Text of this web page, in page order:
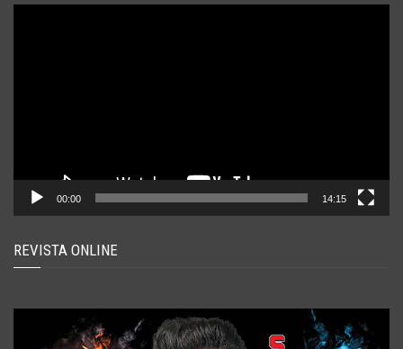
00:00 14:15
REVISTA ONLINE